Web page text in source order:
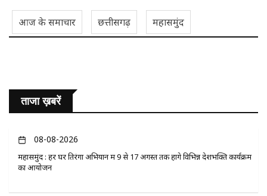
आज के समाचार छत्तीसगढ़ महासमुंद
ताजा ख़बरें
08-08-2026
महासमुंद : हर घर तिरंगा अभियान में 9 से 17 अगस्त तक होंगे विभिन्न देशभक्ति कार्यक्रम
का आयोजन